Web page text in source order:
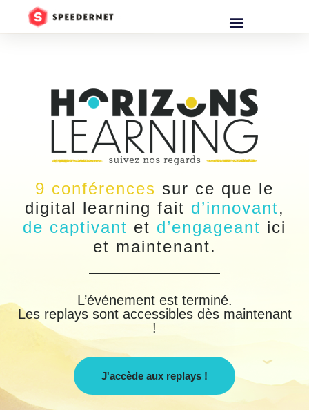
9 conférences sur ce que le
digital learning fait d’innovant,
de captivant et d’engageant ici
et maintenant.
L’événement est terminé.
Les replays sont accessibles dès maintenant
!
J'accède aux replays !